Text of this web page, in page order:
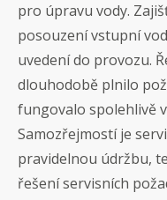
pro úpravu vody.
posouzení vstupní
uvedení do provozu.
dlouhodobě plnilo
fungovalo spolehlivě
Samozřejmostí je
pravidelnou údržbu,
řešení servisních